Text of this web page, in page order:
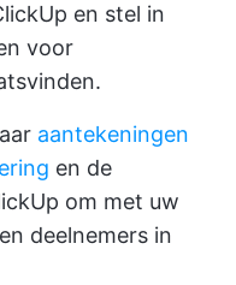
en stel in
voor
aantekeningen
en de
om met uw
deelnemers in